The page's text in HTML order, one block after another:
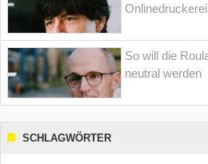
So will die
neutral werden
SCHLAGWÖRTER